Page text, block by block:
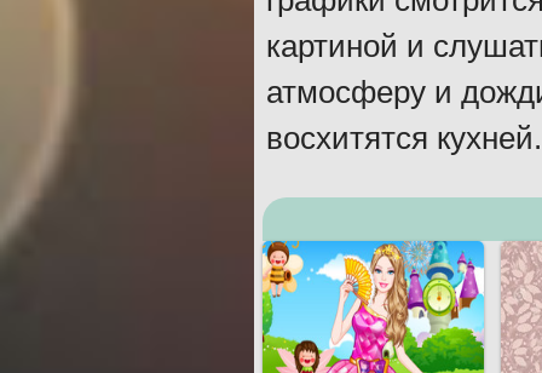
картиной и
атмосферу и
восхитятся кухней.